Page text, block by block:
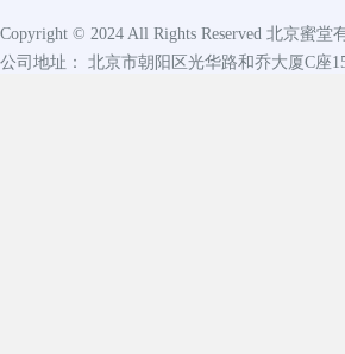
Copyright © 2024 All Rights Reserved 北京蜜堂
公司地址： 北京市朝阳区光华路和乔大厦C座